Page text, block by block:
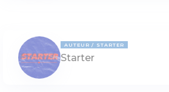
AUTEUR STARTER
Starter